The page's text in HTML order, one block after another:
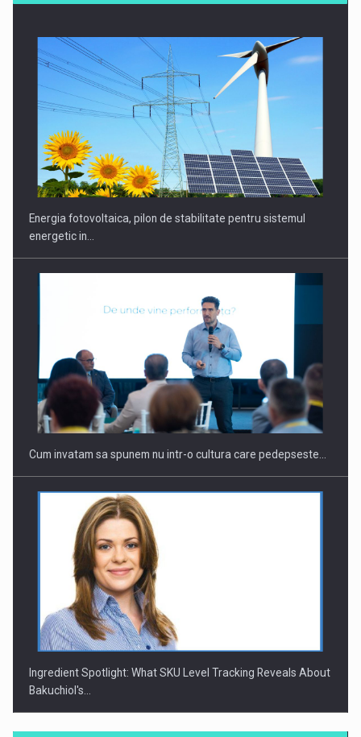
CEO Conference - Shaping The Future - Technology and…
Webinar - Business Evolution-RETHINK STRATEGY-Finantare
Investitii Digitalizare
Energia fotovoltaica, pilon de stabilitate pentru sistemul
energetic in…
Cum invatam sa spunem nu intr-o cultura care pedepseste…
Ingredient Spotlight: What SKU Level Tracking Reveals About
Bakuchiol's…